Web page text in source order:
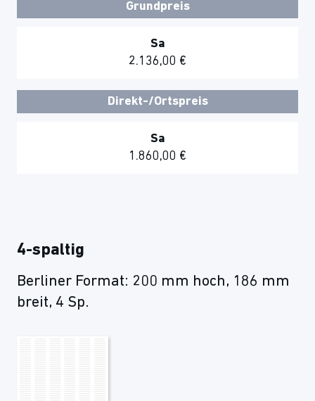
Grundpreis
Sa
2.136,00 €
Direkt-/Ortspreis
Sa
1.860,00 €
4-spaltig
Berliner Format: 200 mm hoch, 186 mm
breit, 4 Sp.